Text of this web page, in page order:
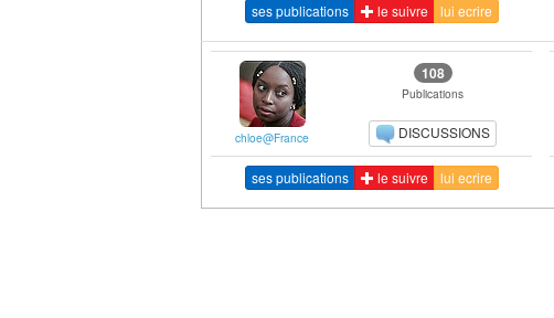
ses publications le suivre lui ecrire
chloe@France
108
Publications
DISCUSSIONS
ses publications le suivre lui ecrire